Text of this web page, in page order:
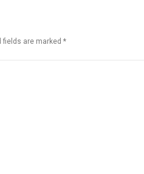
fields are marked *